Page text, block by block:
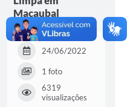
Macaubal
24/06/2022
1 foto
6319
visualizações